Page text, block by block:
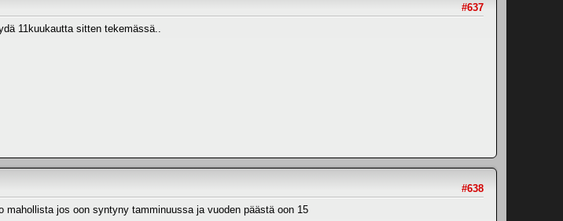
#637
11kuukautta sitten tekemässä..
#638
jos oon syntyny tamminuussa ja vuoden päästä oon 15